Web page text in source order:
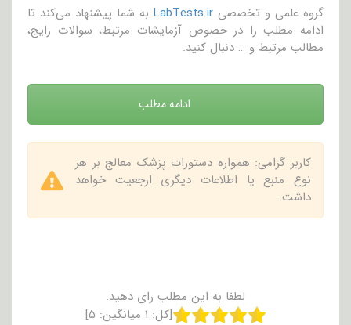
گروه علمی و تخصصی LabTests.ir به شما پیشنهاد می‌کند تا
ادامه مطلب را در خصوص آزمایشات مرتبط، سوالات رایج،
مطالب مرتبط و … دنبال کنید.
ادامه مطلب
کاربر گرامی: همواره دستورات پزشک معالج بر هر
نوع منبع یا اطلاعات دیگری ارجعیت خواهد
داشت.
لطفا به این مطلب رای دهید.
[کل: ۱ میانگین: ۵]